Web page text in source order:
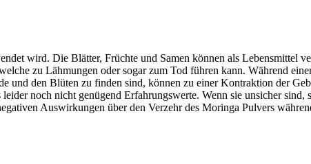
wird. Die Blätter, Früchte und Samen können als Lebensmittel
zu Lähmungen oder sogar zum Tod führen kann. Während
und den Blüten zu finden sind, können zu einer Kontraktion der
noch nicht genügend Erfahrungswerte. Wenn sie unsicher sind,
Auswirkungen über den Verzehr des Moringa Pulvers